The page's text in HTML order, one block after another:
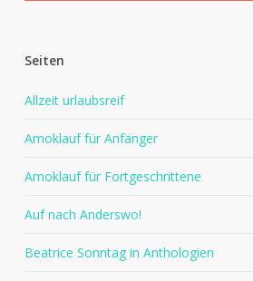
Seiten
Allzeit urlaubsreif
Amoklauf für Anfänger
Amoklauf für Fortgeschrittene
Auf nach Anderswo!
Beatrice Sonntag in Anthologien